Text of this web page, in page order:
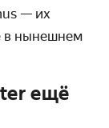
— их
в нынешнем
ещё